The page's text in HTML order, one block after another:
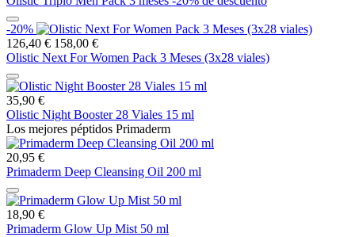
-20%
126,40 € 158,00 €
Olistic Next For Women Pack 3 Meses (3x28 viales)
35,90 €
Olistic Night Booster 28 Viales 15 ml
Los mejores péptidos Primaderm
20,95 €
Primaderm Deep Cleansing Oil 200 ml
18,90 €
Primaderm Glow Up Mist 50 ml